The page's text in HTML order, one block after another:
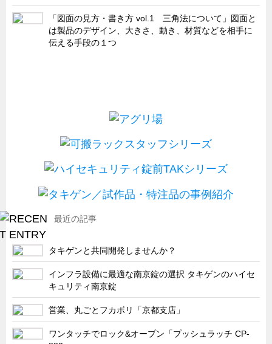
「図面の見方・書き方 vol.1 三角法について」図面と
は製品のデザイン、大きさ、動き、材質などを相手に
伝える手段の１つ
最近の記事
タキゲンと共同開発しませんか？
インフラ設備に最適な南京錠の選択 タキゲンのハイセ
キュリティ南京錠
営業、丸ごとフカボリ「京都支店」
ワンタッチでロック&オープン「プッシュラッチ CP-